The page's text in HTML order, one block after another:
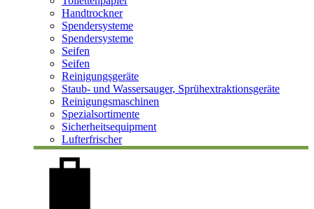
Handtrockner
Spendersysteme
Spendersysteme
Seifen
Seifen
Reinigungsgeräte
Staub- und Wassersauger, Sprühextraktionsgeräte
Reinigungsmaschinen
Spezialsortimente
Sicherheitsequipment
Lufterfrischer